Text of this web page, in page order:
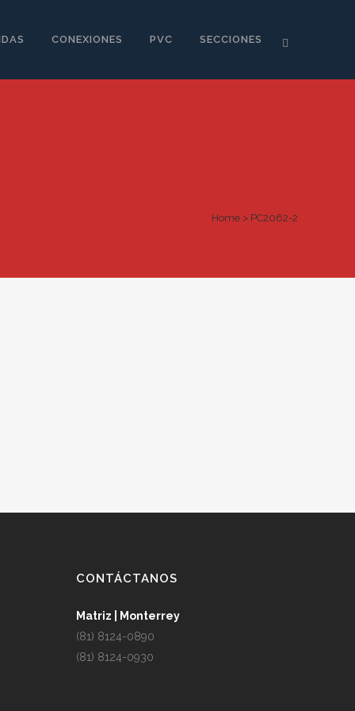
CONEXIONES PVC SECCIONES
Home > PC2062-2
CONTÁCTANOS
Matriz | Monterrey
(81) 8124-0890
(81) 8124-0930